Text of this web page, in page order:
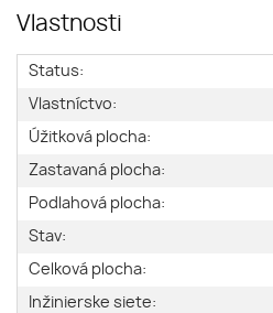
Vlastnosti
Status:
Vlastníctvo:
Úžitková plocha:
Zastavaná plocha:
Podlahová plocha:
Stav:
Celková plocha:
Inžinierske siete: